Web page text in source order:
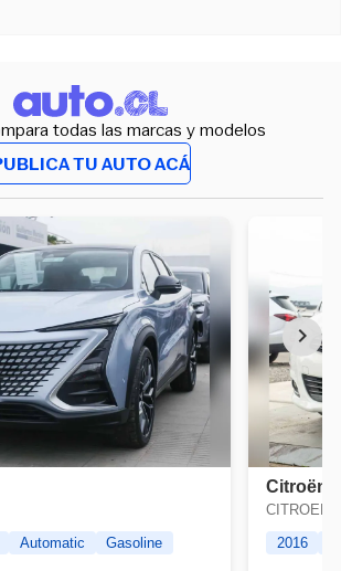
todas las marcas y modelos
TU AUTO ACÁ